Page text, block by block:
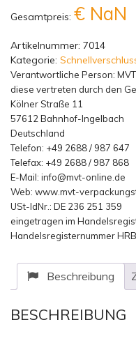
Gesamtpreis: € NaN
Artikelnummer: 7014
Kategorie:
Verantwortliche Person:
diese vertreten durch den
Kölner Straße 11
57612 Bahnhof-Ingelbach
Deutschland
Telefon: +49 2688 / 987 647
Telefax: +49 2688 / 987 868
E-Mail: info@mvt-online.de
Web: www.mvt-
USt-IdNr.: DE 236 251 359
eingetragen im
Handelsregisternummer
Beschreibung
BESCHREIBUNG